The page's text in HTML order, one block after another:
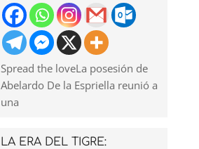
Spread the loveLa posesión de
Abelardo De la Espriella reunió a
una
LA ERA DEL TIGRE: